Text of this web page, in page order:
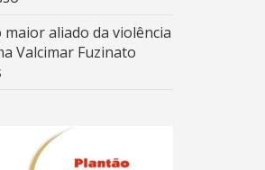
maior aliado da violência
Valcimar Fuzinato